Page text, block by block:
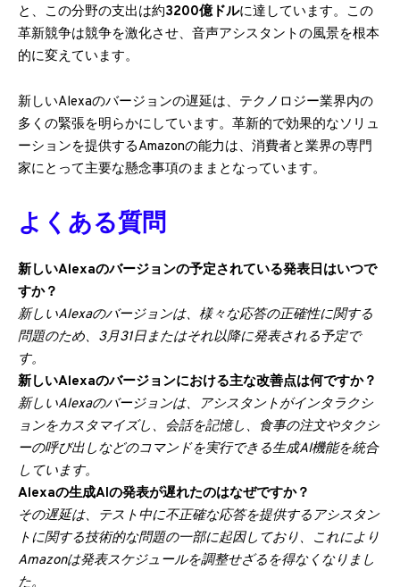
と、この分野の支出は約3200億ドルに達しています。この
革新競争は競争を激化させ、音声アシスタントの風景を根本
的に変えています。
新しいAlexaのバージョンの遅延は、テクノロジー業界内の
多くの緊張を明らかにしています。革新的で効果的なソリュ
ーションを提供するAmazonの能力は、消費者と業界の専門
家にとって主要な懸念事項のままとなっています。
よくある質問
新しいAlexaのバージョンの予定されている発表日はいつで
すか？
新しいAlexaのバージョンは、様々な応答の正確性に関する
問題のため、3月31日またはそれ以降に発表される予定で
す。
新しいAlexaのバージョンにおける主な改善点は何ですか？
新しいAlexaのバージョンは、アシスタントがインタラクシ
ョンをカスタマイズし、会話を記憶し、食事の注文やタクシ
ーの呼び出しなどのコマンドを実行できる生成AI機能を統合
しています。
Alexaの生成AIの発表が遅れたのはなぜですか？
その遅延は、テスト中に不正確な応答を提供するアシスタン
トに関する技術的な問題の一部に起因しており、これにより
Amazonは発表スケジュールを調整せざるを得なくなりまし
た。